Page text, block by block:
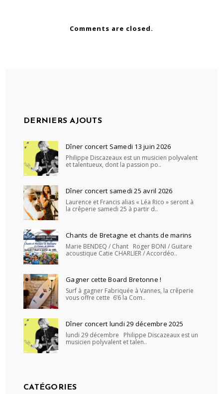
Comments are closed.
DERNIERS AJOUTS
Dîner concert Samedi 13 juin 2026
Philippe Discazeaux est un musicien polyvalent
et talentueux, dont la passion po..
Dîner concert samedi 25 avril 2026
Laurence et Francis alias « Léa Rico » seront à
la crêperie samedi 25 à partir d..
Chants de Bretagne et chants de marins
Marie BENDEQ / Chant Roger BONI / Guitare
acoustique Catie CHARLIER / Accordéo..
Gagner cette Board Bretonne !
Surf à gagner Fabriquée à Vannes, la crêperie
vous offre cette 6’6 la Com..
Dîner concert lundi 29 décembre 2025
lundi 29 décembre Philippe Discazeaux est un
musicien polyvalent et talen..
CATÉGORIES